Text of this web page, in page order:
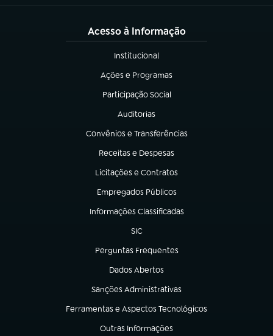
Acesso à Informação
Institucional
(abre em nova aba)
Ações e Programas
(abre em nova aba)
Participação Social
(abre em nova aba)
Auditorias
(abre em nova aba)
Convênios e Transferências
(abre em nova aba)
Receitas e Despesas
(abre em nova aba)
Licitações e Contratos
(abre em nova aba)
Empregados Públicos
(abre em nova aba)
Informações Classificadas
(abre em nova aba)
SIC
(abre em nova aba)
Perguntas Frequentes
(abre em nova aba)
Dados Abertos
(abre em nova aba)
Sanções Administrativas
(abre em nova aba)
Ferramentas e Aspectos Tecnológicos
(abre em nova aba)
Outras Informações
(abre em nova aba)